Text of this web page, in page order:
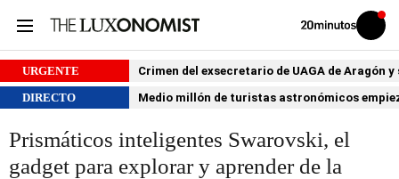
Volver
Iniciar
sesión
URGENTE
Crimen del exsecretario de UAGA de Aragón
DIRECTO
Medio millón de turistas astronómicos
Prismáticos inteligentes Swarovski, el
gadget para explorar y aprender de la